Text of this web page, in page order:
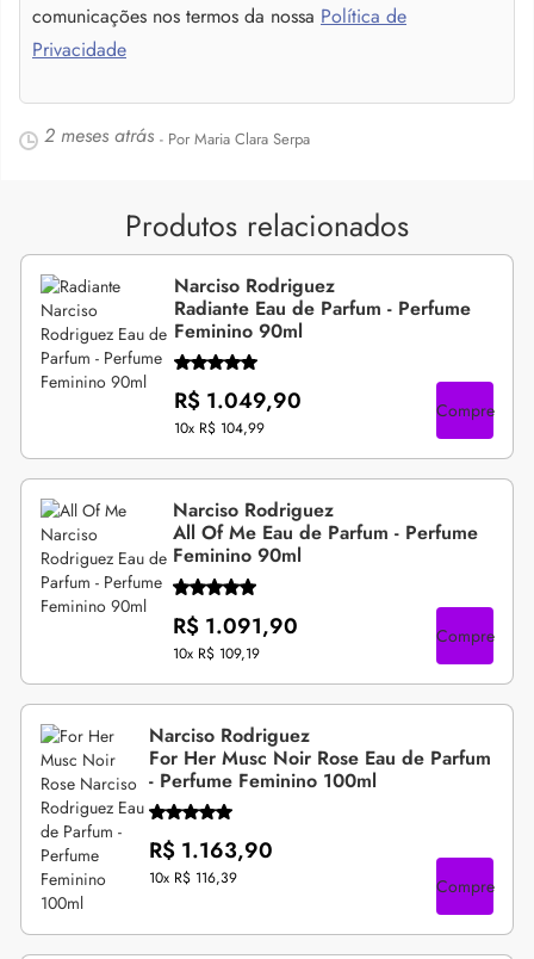
comunicações nos termos da nossa Política de
Privacidade
2 meses atrás - Por Maria Clara Serpa
Produtos relacionados
Narciso Rodriguez
Radiante Eau de Parfum - Perfume
Feminino 90ml
R$ 1.049,90
10x R$ 104,99
Compre
Narciso Rodriguez
All Of Me Eau de Parfum - Perfume
Feminino 90ml
R$ 1.091,90
10x R$ 109,19
Compre
Narciso Rodriguez
For Her Musc Noir Rose Eau de Parfum
- Perfume Feminino 100ml
R$ 1.163,90
10x R$ 116,39 Compre